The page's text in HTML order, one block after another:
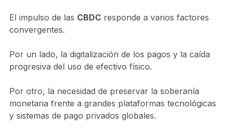
El impulso de las CBDCresponde a varios factores
convergentes.
Por un lado, la digitalización de los pagos y la caída
progresiva del uso de efectivo físico.
Por otro, la necesidad de preservar la soberanía
monetaria frente a grandes plataformas tecnológicas
y sistemas de pago privados globales.